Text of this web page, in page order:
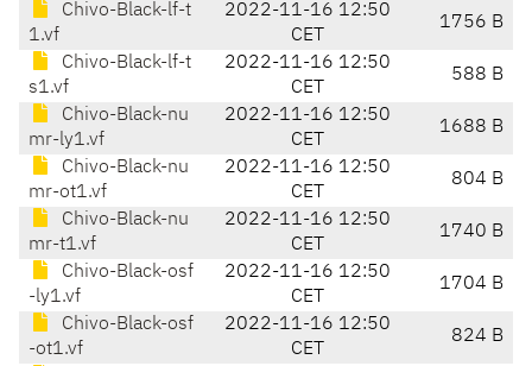
Chivo-Black-lf-t
1.vf
2022-11-16 12:50
CET
1756 B
Chivo-Black-lf-t
s1.vf
2022-11-16 12:50
CET
588 B
Chivo-Black-nu
mr-ly1.vf
2022-11-16 12:50
CET
1688 B
Chivo-Black-nu
mr-ot1.vf
2022-11-16 12:50
CET
804 B
Chivo-Black-nu
mr-t1.vf
2022-11-16 12:50
CET
1740 B
Chivo-Black-osf
-ly1.vf
2022-11-16 12:50
CET
1704 B
Chivo-Black-osf
-ot1.vf
2022-11-16 12:50
CET
824 B